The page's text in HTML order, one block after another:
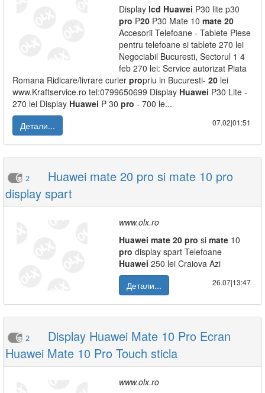
Display lcd Huawei P30 lite p30
pro P20 P30 Mate 10 mate 20
Accesorii Telefoane - Tablete Piese
pentru telefoane si tablete 270 lei
Negociabil Bucuresti, Sectorul 1 4
feb 270 lei: Service autorizat Piata
Romana Ridicare/livrare curier propriu in Bucuresti- 20 lei
www.Kraftservice.ro tel:0799650699 Display Huawei P30 Lite -
270 lei Display Huawei P 30 pro - 700 le...
Детали...
07.02|01:51
2
Huawei mate 20 pro si mate 10 pro
display spart
www.olx.ro
Huawei mate 20 pro si mate 10
pro display spart Telefoane
Huawei 250 lei Craiova Azi
Детали...
26.07|13:47
2
Display Huawei Mate 10 Pro Ecran
Huawei Mate 10 Pro Touch sticla
www.olx.ro